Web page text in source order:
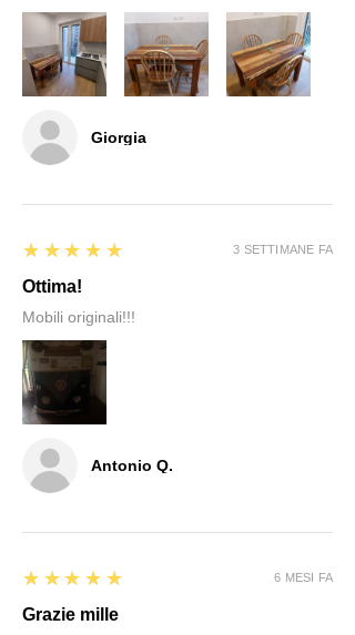
Giorgia
Antonio Q.
5
★★★★★
Ottima!
Mobili originali!!!
3 SETTIMANE FA
5
★★★★★
Grazie mille
6 MESI FA